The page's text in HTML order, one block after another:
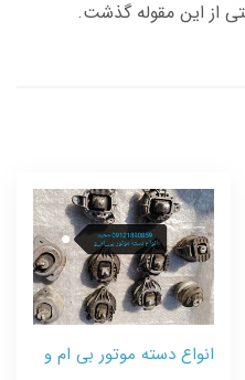
از این مقوله گذشت.
انواع دسته موتور بی ام و